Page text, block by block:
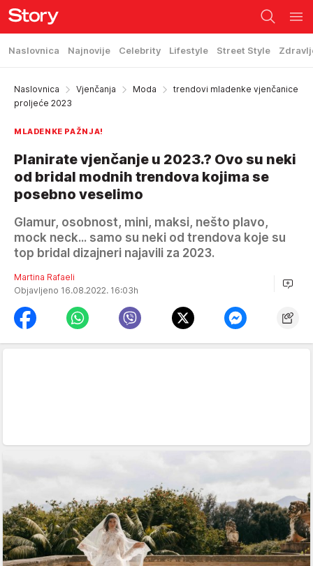
Naslovnica Najnovije Celebrity Lifestyle Street Style
Naslovnica Vjenčanja Moda
trendovi mladenke vjenčanice
proljeće 2023
MLADENKE PAŽNJA!
Planirate vjenčanje u 2023.? Ovo su neki
od bridal modnih trendova kojima se
posebno veselimo
Glamur, osobnost, mini, maksi, nešto plavo,
mock neck... samo su neki od trendova koje su
top bridal dizajneri najavili za 2023.
Martina Rafaeli
Objavljeno 16.08.2022. 16:03h